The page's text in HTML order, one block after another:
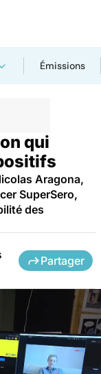
Émissions
qui
Aragona,
SuperSero,
des
Partager